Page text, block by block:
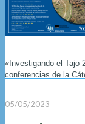
«Investigando el Tajo
conferencias de la
05/05/2023